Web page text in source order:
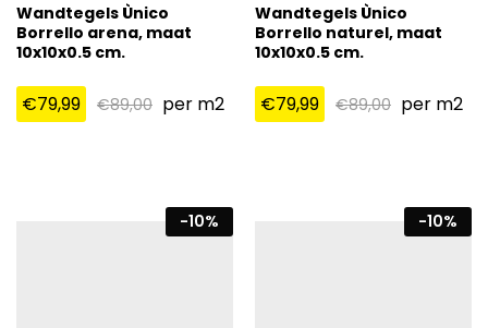
Wandtegels Ùnico
Borrello arena, maat
10x10x0.5 cm.
€79,99 €89,00 per m2
Wandtegels Ùnico
Borrello naturel, maat
10x10x0.5 cm.
€79,99 €89,00 per m2
-10% -10%